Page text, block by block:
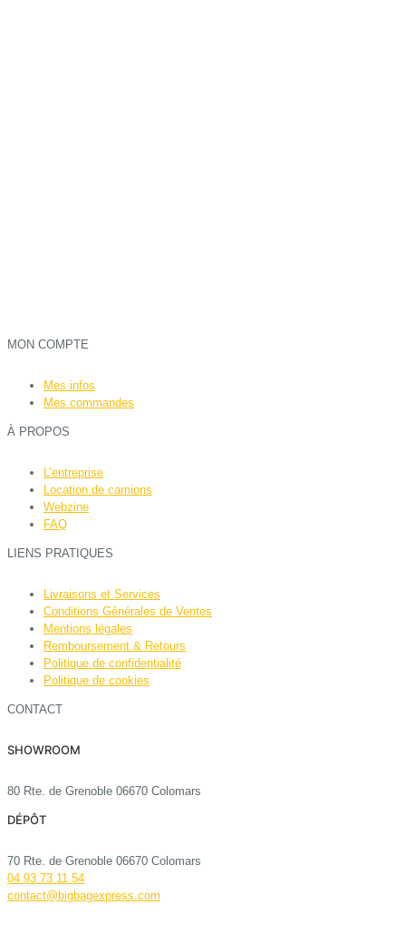
MON COMPTE
Mes infos
Mes commandes
À PROPOS
L’entreprise
Location de camions
Webzine
FAQ
LIENS PRATIQUES
Livraisons et Services
Conditions Générales de Ventes
Mentions légales
Remboursement & Retours
Politique de confidentialité
Politique de cookies
CONTACT
SHOWROOM
80 Rte. de Grenoble 06670 Colomars
DÉPÔT
70 Rte. de Grenoble 06670 Colomars
04 93 73 11 54
contact@bigbagexpress.com